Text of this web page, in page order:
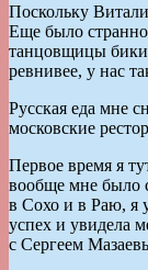
Поскольку
Еще было
танцовщицы
ревнивее, у нас
Русская еда мне
московские
Первое время я
вообще мне было
в Сохо и в Раю, я
успех и увидела
с Сергеем